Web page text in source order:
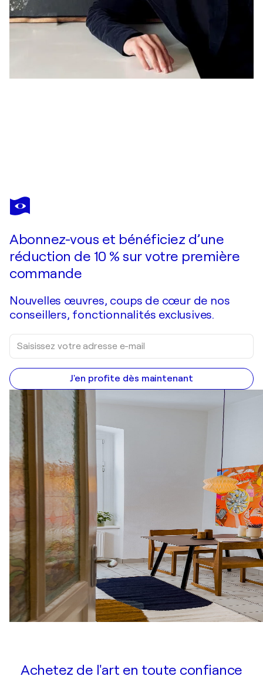
ADA CHINI
l'Oro della Notte
Abonnez-vous et bénéficiez d’une
réduction de 10 % sur votre première
commande
Nouvelles œuvres, coups de cœur de nos
conseillers, fonctionnalités exclusives.
J'en profite dès maintenant
Achetez de l'art en toute confiance